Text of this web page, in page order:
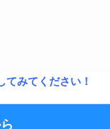
てみてください！